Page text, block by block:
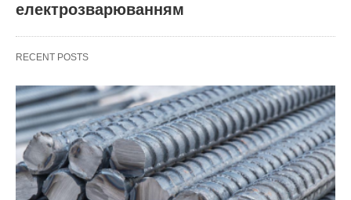
електрозварюванням
RECENT POSTS